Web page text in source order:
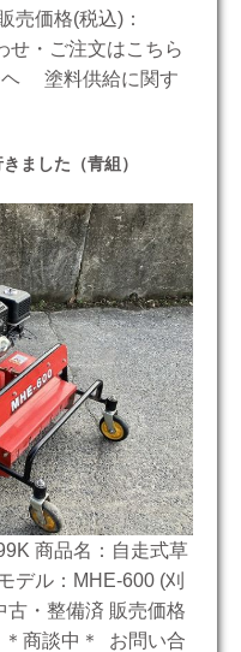
売価格(税込)：
せ・ご注文はこちら
ヘ 塗料供給に関す
ました（青組）
商品名：自走式草
デル：MHE-600 (刈
古・整備済 販売価格
商談中＊ お問い合